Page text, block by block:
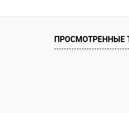
ПРОСМОТРЕННЫЕ